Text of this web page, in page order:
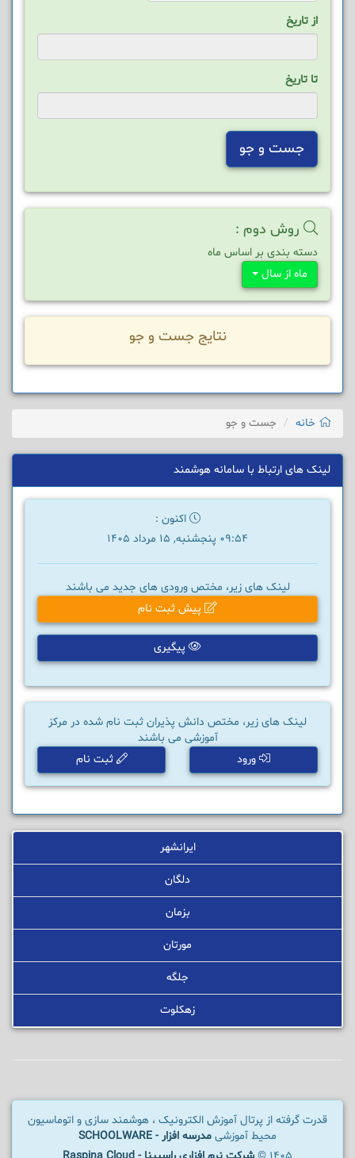
از تاریخ
تا تاریخ
جست و جو
روش دوم :
دسته بندی بر اساس ماه
ماه از سال
نتایج جست و جو
خانه جست و جو
لینک های ارتباط با سامانه هوشمند
اکنون :
09:54 پنجشنبه, 15 مرداد 1405
لینک های زیر، مختص ورودی های جدید می باشند
پیش ثبت نام
پیگیری
لینک های زیر، مختص دانش پذیران ثبت نام شده در مرکز
آموزشی می باشند
ورود
ثبت نام
ایرانشهر
دلگان
بزمان
مورتان
جلگه
زهکلوت
قدرت گرفته از پرتال آموزش الکترونیک ، هوشمند سازی و اتوماسیون
محیط آموزشی مدرسه افزار - SCHOOLWARE